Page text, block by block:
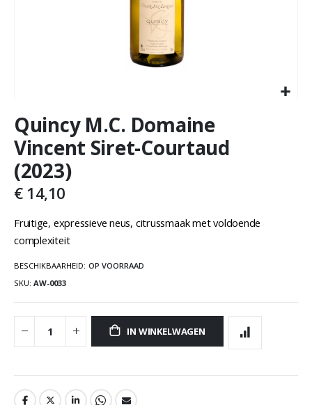
Quincy M.C. Domaine
Vincent Siret-Courtaud
(2023)
€ 14,10
Fruitige, expressieve neus, citrussmaak met voldoende
complexiteit
BESCHIKBAARHEID: OP VOORRAAD
SKU AW-0033
IN WINKELWAGEN